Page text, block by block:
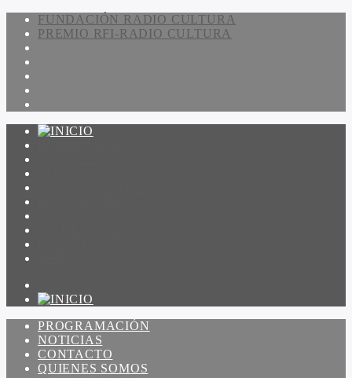
FUNDACIÓN RADIO CULTURA
PREMIO RFI-RADIO CULTURA
PROGRAMACIÓN
NOTICIAS
CONTACTO
QUIENES SOMOS